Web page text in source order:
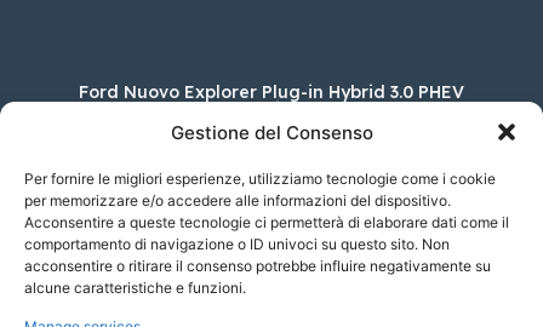
Gestione del Consenso
Per fornire le migliori esperienze, utilizziamo tecnologie come i cookie
per memorizzare e/o accedere alle informazioni del dispositivo.
Acconsentire a queste tecnologie ci permetterà di elaborare dati come il
comportamento di navigazione o ID univoci su questo sito. Non
acconsentire o ritirare il consenso potrebbe influire negativamente su
alcune caratteristiche e funzioni.
Ford Nuovo Explorer Plug-in Hybrid 3.0 PHEV
457CV Platinum Auto
92.250,00 €
Bentley Flying Spur 2.9 V6 Hybrid
229.442,00 €